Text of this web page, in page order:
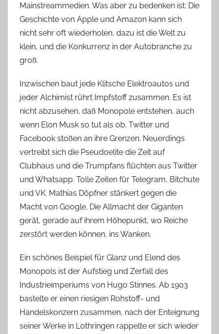
Mainstreammedien. Was aber zu bedenken ist: Die
Geschichte von Apple und Amazon kann sich
nicht sehr oft wiederholen, dazu ist die Welt zu
klein, und die Konkurrenz in der Autobranche zu
groß.
Inzwischen baut jede Klitsche Elektroautos und
jeder Alchimist rührt Impfstoff zusammen. Es ist
nicht abzusehen, daß Monopole entstehen, auch
wenn Elon Musk so tut als ob. Twitter und
Facebook stoßen an ihre Grenzen. Neuerdings
vertreibt sich die Pseudoelite die Zeit auf
Clubhaus und die Trumpfans flüchten aus Twitter
und Whatsapp. Tolle Zeiten für Telegram, Bitchute
und VK. Mathias Döpfner stänkert gegen die
Macht von Google. Die Allmacht der Giganten
gerät, gerade auf ihrem Höhepunkt, wo Reiche
zerstört werden können, ins Wanken.
Ein schönes Beispiel für Glanz und Elend des
Monopols ist der Aufstieg und Zerfall des
Industrieimperiums von Hugo Stinnes. Ab 1903
bastelte er einen riesigen Rohstoff- und
Handelskonzern zusammen, nach der Enteignung
seiner Werke in Lothringen rappelte er sich wieder